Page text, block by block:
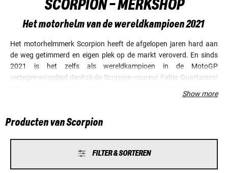
SCORPION - MERKSHOP
Het motorhelm van de wereldkampioen 2021
Het motorhelmmerk Scorpion heeft de afgelopen jaren hard aan
de weg getimmerd en eigen plek op de markt veroverd. En sinds
2021 is het zelfs als wereldkampioen in de MotoGP
vertegenwoordigd dankzij de Scorpion-coureur Fabio Quartararo!
woorden kan worden samengevat: bescherming, esthetiek,
vervaardigt Scorpion van hoogwaardige materialen uitstekend
Show more
Producten van Scorpion
FILTER & SORTEREN